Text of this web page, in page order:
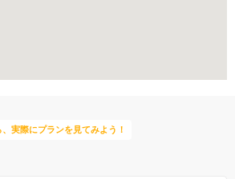
実際にプランを見てみよう！